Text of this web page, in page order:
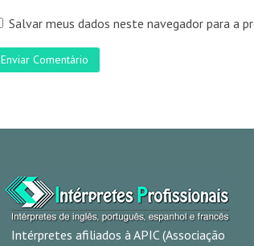
Salvar meus dados neste navegador para a
Enviar Comentário
Intérpretes afiliados à APIC (Associação